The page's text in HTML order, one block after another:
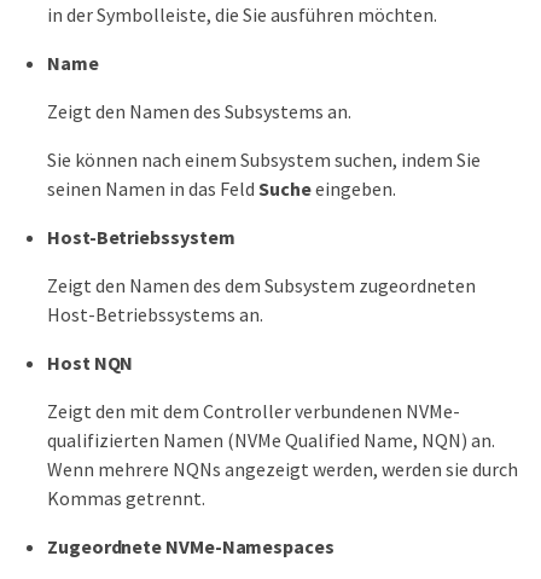
in der Symbolleiste, die Sie ausführen möchten.
Name
Zeigt den Namen des Subsystems an.
Sie können nach einem Subsystem suchen, indem Sie
seinen Namen in das Feld Sucheeingeben.
Host-Betriebssystem
Zeigt den Namen des dem Subsystem zugeordneten
Host-Betriebssystems an.
Host NQN
Zeigt den mit dem Controller verbundenen NVMe-
qualifizierten Namen (NVMe Qualified Name, NQN) an.
Wenn mehrere NQNs angezeigt werden, werden sie durch
Kommas getrennt.
Zugeordnete NVMe-Namespaces